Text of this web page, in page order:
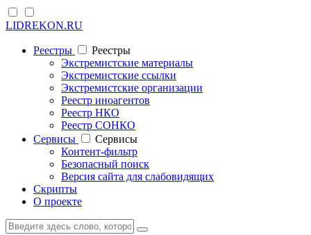
LIDREKON.RU
Реестры
Реестры
Экстремистские материалы
Экстремистские ссылки
Экстремистские организации
Реестр иноагентов
Реестр НКО
Реестр СОНКО
Cервисы
Cервисы
Контент-фильтр
Безопасный поиск
Версия сайта для слабовидящих
Скрипты
О проекте